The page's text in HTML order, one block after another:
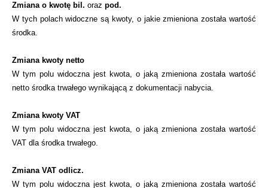
Zmiana o kwotę bil. oraz pod.
W tych polach widoczne są kwoty, o jakie zmieniona została wartość
środka.
Zmiana kwoty netto
W tym polu widoczna jest kwota, o jaką zmieniona została wartość
netto środka trwałego wynikającą z dokumentacji nabycia.
Zmiana kwoty VAT
W tym polu widoczna jest kwota, o jaką zmieniona została wartość
VAT dla środka trwałego.
Zmiana VAT odlicz.
W tym polu widoczna jest kwota, o jaką zmieniona została wartość